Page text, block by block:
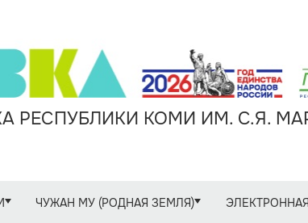
РЕСПУБЛИКИ КОМИ ИМ. С.Я.
ЧУЖАН МУ (РОДНАЯ ЗЕМЛЯ)